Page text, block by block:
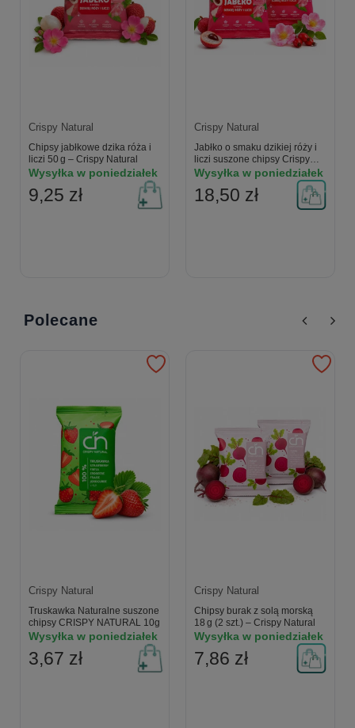
Crispy Natural
Chipsy jabłkowe dzika róża i
liczi 50 g – Crispy Natural
Wysyłka w poniedziałek
9,25 zł
Crispy Natural
Jabłko o smaku dzikiej róży i
liczi suszone chipsy Crispy
Natural x2
Wysyłka w poniedziałek
18,50 zł
Polecane
Crispy Natural
Truskawka Naturalne suszone
chipsy CRISPY NATURAL 10g
Wysyłka w poniedziałek
3,67 zł
Crispy Natural
Chipsy burak z solą morską
18 g (2 szt.) – Crispy Natural
Wysyłka w poniedziałek
7,86 zł